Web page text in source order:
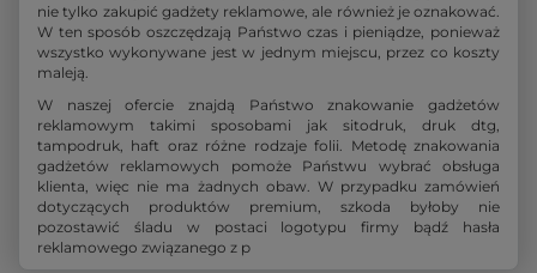
nie tylko zakupić gadżety reklamowe, ale również je oznakować.
W ten sposób oszczędzają Państwo czas i pieniądze, ponieważ
wszystko wykonywane jest w jednym miejscu, przez co koszty
maleją.
W naszej ofercie znajdą Państwo znakowanie gadżetów
reklamowym takimi sposobami jak sitodruk, druk dtg,
tampodruk, haft oraz różne rodzaje folii. Metodę znakowania
gadżetów reklamowych pomoże Państwu wybrać obsługa
klienta, więc nie ma żadnych obaw. W przypadku zamówień
dotyczących produktów premium, szkoda byłoby nie
pozostawić śladu w postaci logotypu firmy bądź hasła
reklamowego związanego z p